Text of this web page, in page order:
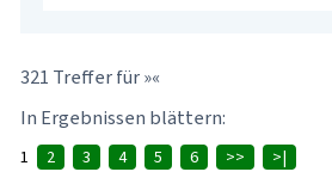
321 Treffer für »«
In Ergebnissen blättern:
1 2 3 4 5 6 >> >|